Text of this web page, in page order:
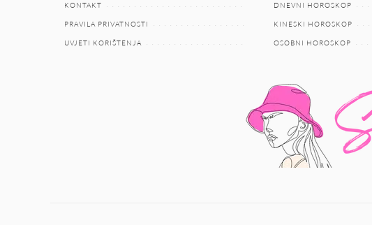
KONTAKT
PRAVILA PRIVATNOSTI
UVJETI KORIŠTENJA
DNEVNI HOROSKOP
KINESKI HOROSKOP
OSOBNI HOROSKOP